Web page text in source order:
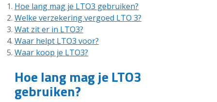
Hoe lang mag je LTO3 gebruiken?
Welke verzekering vergoed LTO 3?
Wat zit er in LTO3?
Waar helpt LTO3 voor?
Waar koop je LTO3?
Hoe lang mag je LTO3
gebruiken?